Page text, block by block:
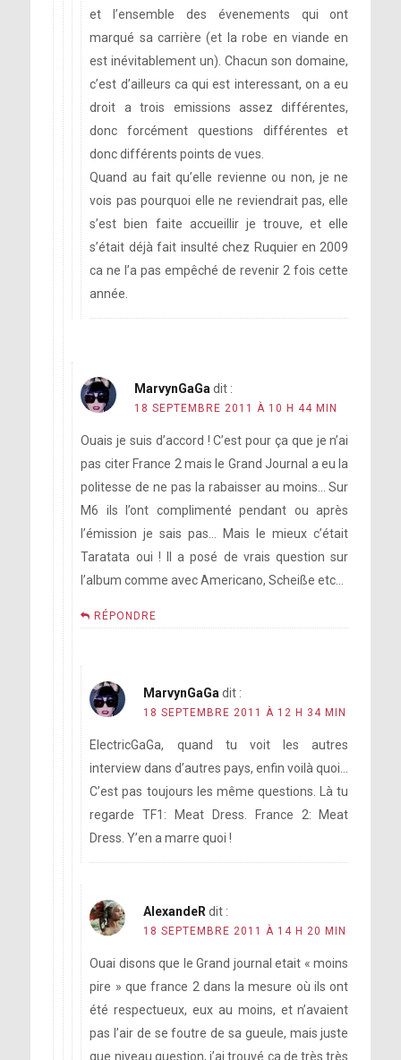
et l’ensemble des évenements qui ont
marqué sa carrière (et la robe en viande en
est inévitablement un). Chacun son domaine,
c’est d’ailleurs ca qui est interessant, on a eu
droit a trois emissions assez différentes,
donc forcément questions différentes et
donc différents points de vues.
Quand au fait qu’elle revienne ou non, je ne
vois pas pourquoi elle ne reviendrait pas, elle
s’est bien faite accueillir je trouve, et elle
s’était déjà fait insulté chez Ruquier en 2009
ca ne l’a pas empêché de revenir 2 fois cette
année.
MarvynGaGa dit :
18 SEPTEMBRE 2011 À 10 H 44 MIN
Ouais je suis d’accord ! C’est pour ça que je n’ai
pas citer France 2 mais le Grand Journal a eu la
politesse de ne pas la rabaisser au moins… Sur
M6 ils l’ont complimenté pendant ou après
l’émission je sais pas… Mais le mieux c’était
Taratata oui ! Il a posé de vrais question sur
l’album comme avec Americano, Scheiße etc…
RÉPONDRE
MarvynGaGa dit :
18 SEPTEMBRE 2011 À 12 H 34 MIN
ElectricGaGa, quand tu voit les autres
interview dans d’autres pays, enfin voilà quoi…
C’est pas toujours les même questions. Là tu
regarde TF1: Meat Dress. France 2: Meat
Dress. Y’en a marre quoi !
AlexandeR dit :
18 SEPTEMBRE 2011 À 14 H 20 MIN
Ouai disons que le Grand journal etait « moins
pire » que france 2 dans la mesure où ils ont
été respectueux, eux au moins, et n’avaient
pas l’air de se foutre de sa gueule, mais juste
que niveau question, j’ai trouvé ça de très très